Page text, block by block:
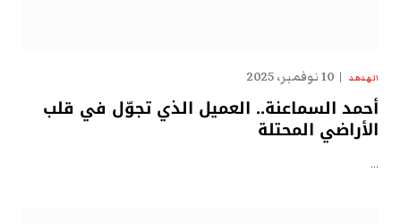
الهدهد 10 نوفمبر، 2025
أحمد السماعنة.. العميل الذي تجوّل في قلب
الأراضي المحتلة
…